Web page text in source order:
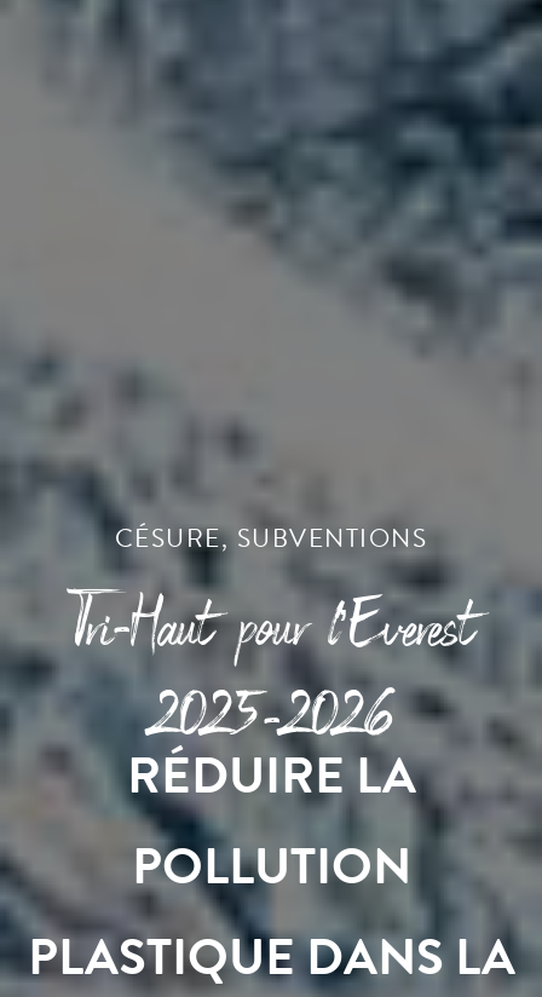
CÉSURE,SUBVENTIONS
Tri-Haut pour l’Everest
2025-2026
RÉDUIRE LA
POLLUTION
PLASTIQUE DANS LA